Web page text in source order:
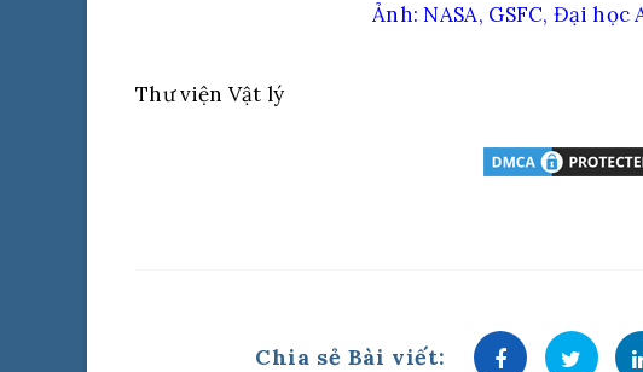
Ảnh: NASA, GSFC, Đại học
Thư viện Vật lý
Chia sẻ Bài viết: